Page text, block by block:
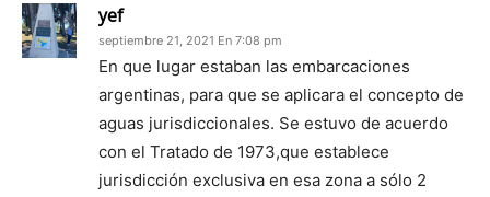
yef
septiembre 21, 2021 En 7:08 pm
En que lugar estaban las embarcaciones
argentinas, para que se aplicara el concepto de
aguas jurisdiccionales. Se estuvo de acuerdo
con el Tratado de 1973,que establece
jurisdicción exclusiva en esa zona a sólo 2